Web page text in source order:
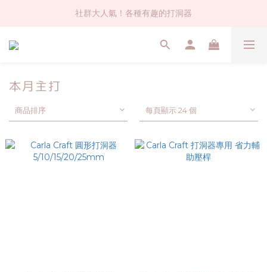
社群大人氣！各種有趣的打洞器
社群大人氣！各種有趣的打洞器
超值$59人氣日本製貼紙！還不買爆
本月主打
商品排序 每頁顯示 24 個